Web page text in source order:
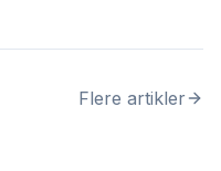
Flere artikler